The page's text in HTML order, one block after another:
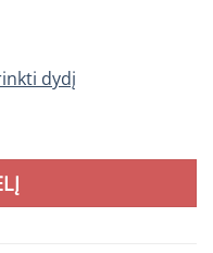
dydį
vaikams